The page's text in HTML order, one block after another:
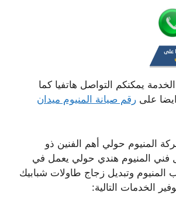
يمكنكم التواصل هاتفيا كما
على رقم صيانة المنيوم ميدان
المنيوم حولي أهم الفنين ذو
فني المنيوم هندي حولي يعمل في
المنيوم وتبديل زجاج طاولات شبابيك
الخدمات التالية: